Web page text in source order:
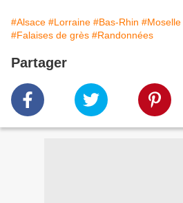
#Alsace #Lorraine #Bas-Rhin #Moselle
#Falaises de grès #Randonnées
Partager